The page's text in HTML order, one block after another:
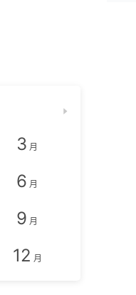
3 月
6 月
9 月
12 月